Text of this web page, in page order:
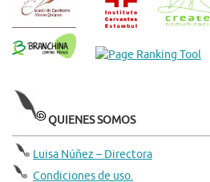
QUIENES SOMOS
Luisa Núñez – Directora
Condiciones de uso.